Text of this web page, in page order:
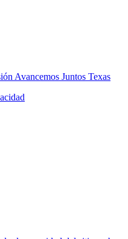
Avancemos Juntos Texas